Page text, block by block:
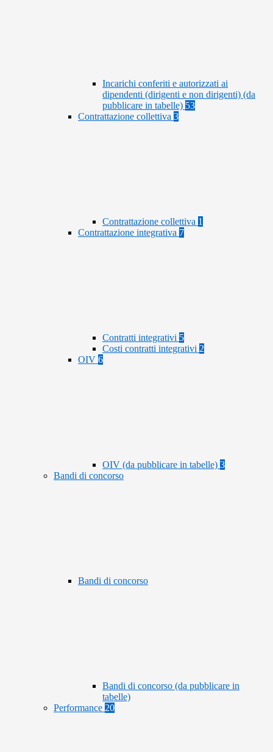
Incarichi conferiti e autorizzati ai
dipendenti (dirigenti e non dirigenti) (da
pubblicare in tabelle) 53
Contrattazione collettiva 3
Contrattazione collettiva 1
Contrattazione integrativa 7
Contratti integrativi 5
Costi contratti integrativi 2
OIV 6
OIV (da pubblicare in tabelle) 3
Bandi di concorso
Bandi di concorso
Bandi di concorso (da pubblicare in
tabelle)
Performance 20